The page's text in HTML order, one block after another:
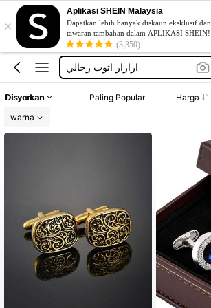
×
Aplikasi SHEIN Malaysia
Dapatkan lebih banyak diskaun eksklusif dan
tawaran tambahan dalam APLIKASI SHEIN!
(3,350)
أزرار أكمام
cufflinks
ازارار اثوب رجالي
ازرار البدلات الرسمية
cufflinks
Disyorkan Paling Popular Harga
warna